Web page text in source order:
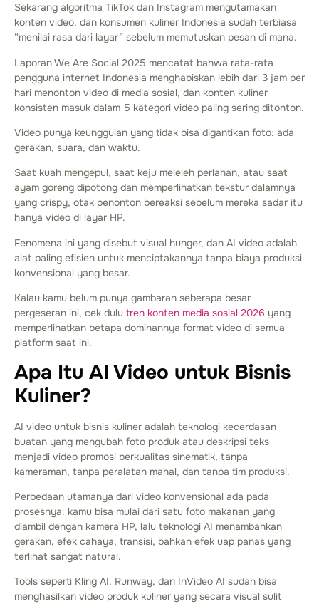
Sekarang algoritma TikTok dan Instagram mengutamakan
konten video, dan konsumen kuliner Indonesia sudah terbiasa
“menilai rasa dari layar” sebelum memutuskan pesan di mana.
Laporan We Are Social 2025 mencatat bahwa rata-rata
pengguna internet Indonesia menghabiskan lebih dari 3 jam per
hari menonton video di media sosial, dan konten kuliner
konsisten masuk dalam 5 kategori video paling sering ditonton.
Video punya keunggulan yang tidak bisa digantikan foto: ada
gerakan, suara, dan waktu.
Saat kuah mengepul, saat keju meleleh perlahan, atau saat
ayam goreng dipotong dan memperlihatkan tekstur dalamnya
yang crispy, otak penonton bereaksi sebelum mereka sadar itu
hanya video di layar HP.
Fenomena ini yang disebut visual hunger, dan AI video adalah
alat paling efisien untuk menciptakannya tanpa biaya produksi
konvensional yang besar.
Kalau kamu belum punya gambaran seberapa besar
pergeseran ini, cek dulu tren konten media sosial 2026 yang
memperlihatkan betapa dominannya format video di semua
platform saat ini.
Apa Itu AI Video untuk Bisnis
Kuliner?
AI video untuk bisnis kuliner adalah teknologi kecerdasan
buatan yang mengubah foto produk atau deskripsi teks
menjadi video promosi berkualitas sinematik, tanpa
kameraman, tanpa peralatan mahal, dan tanpa tim produksi.
Perbedaan utamanya dari video konvensional ada pada
prosesnya: kamu bisa mulai dari satu foto makanan yang
diambil dengan kamera HP, lalu teknologi AI menambahkan
gerakan, efek cahaya, transisi, bahkan efek uap panas yang
terlihat sangat natural.
Tools seperti Kling AI, Runway, dan InVideo AI sudah bisa
menghasilkan video produk kuliner yang secara visual sulit